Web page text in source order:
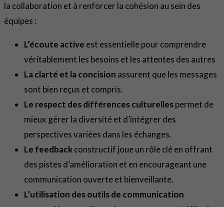
la collaboration et à renforcer la cohésion au sein des
équipes :
L’écoute active est essentielle pour comprendre
véritablement les besoins et les attentes des autres
La clarté et la concision assurent que les messages
sont bien reçus et compris.
Le respect des différences culturellespermet de
mieux gérer la diversité et d’intégrer des
perspectives variées dans les échanges.
Le feedbackconstructif joue un rôle clé en offrant
des pistes d’amélioration et en encourageant une
communication ouverte et bienveillante.
L’utilisation des outils de communication